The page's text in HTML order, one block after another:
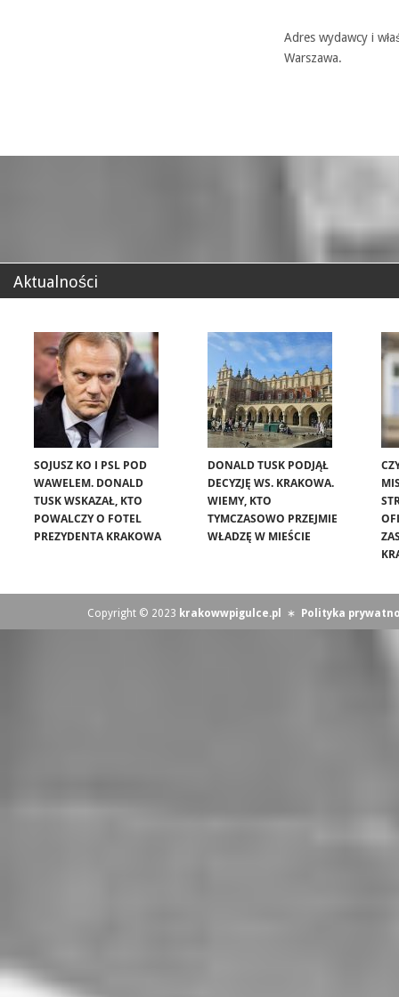
Adres wydawcy i
Warszawa.
Aktualności
SOJUSZ KO I PSL POD
WAWELEM. DONALD
TUSK WSKAZAŁ, KTO
POWALCZY O FOTEL
PREZYDENTA KRAKOWA
DONALD TUSK PODJĄŁ
DECYZJĘ WS. KRAKOWA.
WIEMY, KTO
TYMCZASOWO PRZEJMIE
WŁADZĘ W MIEŚCIE
Copyright © 2023 krakowwpigulce.pl ∗ Polityka